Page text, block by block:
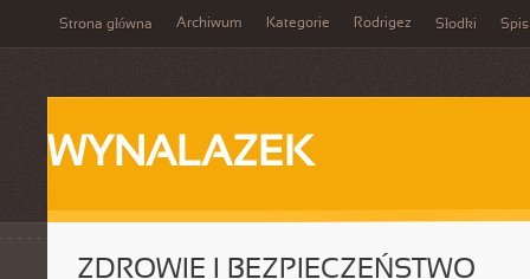
Strona główna Archiwum Kategorie Rodrigez Słodki Spis
WYNALAZEK
ZDROWIE I BEZPIECZEŃSTWO